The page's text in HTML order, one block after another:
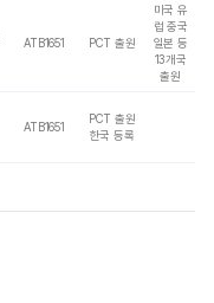
ATB1651 PCT 출원
미국 유
럽 중국
일본 등
13개국
출원
ATB1651
PCT 출원
한국 등록